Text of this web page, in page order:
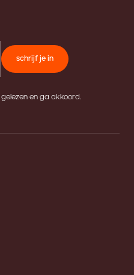
schrijf je in
gelezen en ga akkoord.